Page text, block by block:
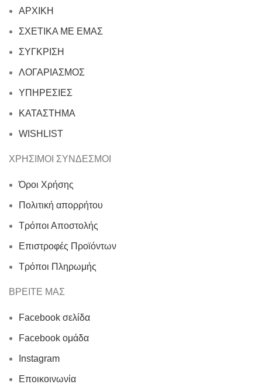
ΑΡΧΙΚΗ
ΣΧΕΤΙΚΑ ΜΕ ΕΜΑΣ
ΣΥΓΚΡΙΣΗ
ΛΟΓΑΡΙΑΣΜΟΣ
ΥΠΗΡΕΣΙΕΣ
ΚΑΤΑΣΤΗΜΑ
WISHLIST
ΧΡΗΣΙΜΟΙ ΣΥΝΔΕΣΜΟΙ
Όροι Χρήσης
Πολιτική απορρήτου
Τρόποι Αποστολής
Επιστροφές Προϊόντων
Τρόποι Πληρωμής
ΒΡΕΙΤΕ ΜΑΣ
Facebook σελίδα
Facebook ομάδα
Instagram
Εποικοινωνία